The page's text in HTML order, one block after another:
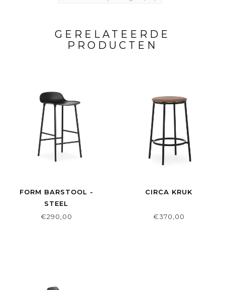
GERELATEERDE
PRODUCTEN
FORM BARSTOOL -
STEEL
€290,00
CIRCA KRUK
€370,00